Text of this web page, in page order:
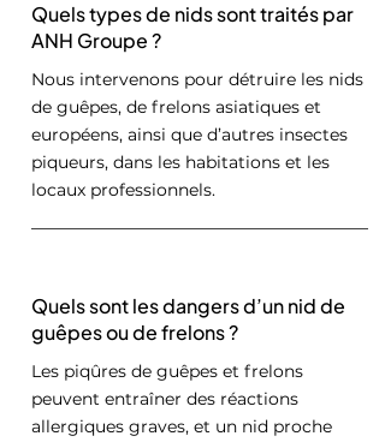
Quels types de nids sont traités par
ANH Groupe ?
Nous intervenons pour détruire les nids
de guêpes, de frelons asiatiques et
européens, ainsi que d’autres insectes
piqueurs, dans les habitations et les
locaux professionnels.
Quels sont les dangers d’un nid de
guêpes ou de frelons ?
Les piqûres de guêpes et frelons
peuvent entraîner des réactions
allergiques graves, et un nid proche